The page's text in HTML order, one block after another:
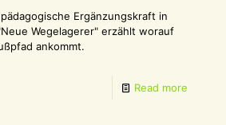
Ergänzungskraft in
Wegelagerer" erzählt worauf
ankommt.
Read more